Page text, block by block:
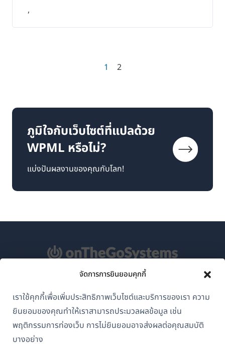
จัดการการยินยอมคุกกี้
เราใช้คุกกี้เพื่อเพิ่มประสิทธิภาพเว็บไซต์และบริการของเรา ความ
ยินยอมของคุณทำให้เราสามารถประมวลผลข้อมูล เช่น
พฤติกรรมการท่องเว็บ การไม่ยินยอมอาจส่งผลต่อคุณสมบัติ
บางอย่าง
,
1 2
ภูมิใจกับเว็บไซต์ที่แปลด้วย
WPML หรือไม่?
แบ่งปันผลงานของคุณกับโลก!
GDPR และนโยบายความเป็นส่วนตัว
เข้าร่วมทีมของเรา(เปิด